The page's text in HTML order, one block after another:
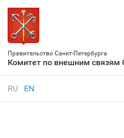
Правительство Санкт‑Петербурга
Комитет по внешним связям
RU EN